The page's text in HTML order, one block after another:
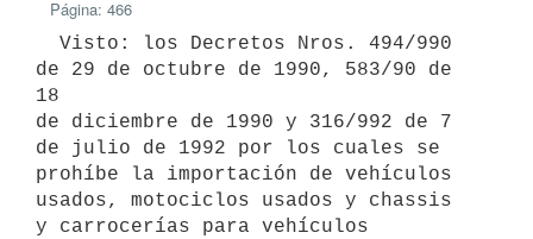
Página: 466
de 29 de octubre de 1990, 583/90 de
18
de diciembre de 1990 y 316/992 de 7
de julio de 1992 por los cuales se
prohíbe la importación de vehículos
usados, motociclos usados y chassis
y carrocerías para vehículos